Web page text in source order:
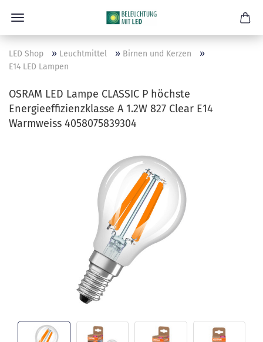
LED Shop » Leuchtmittel » Birnen und Kerzen »
E14 LED Lampen
OSRAM LED Lampe CLASSIC P höchste
Energieeffizienzklasse A 1.2W 827 Clear E14
Warmweiss 4058075839304